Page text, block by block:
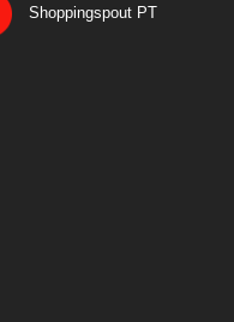
Shoppingspout PT